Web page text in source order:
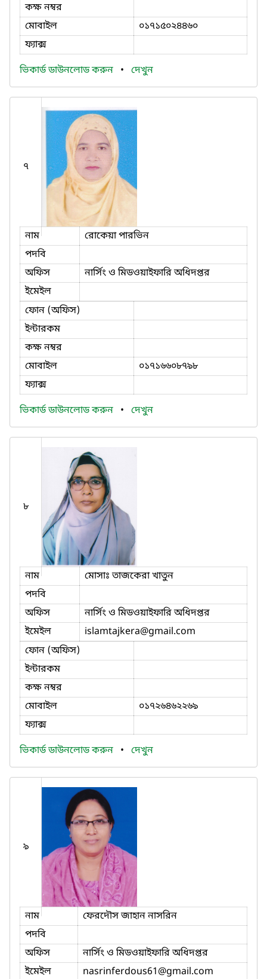
কক্ষ নম্বর
মোবাইল
০১৭১৫০২৪৪৬০
ফ্যাক্স
ভিকার্ড ডাউনলোড করুন • দেখুন
৭
নাম
রোকেয়া পারভিন
পদবি
অফিস
নার্সিং ও মিডওয়াইফারি অধিদপ্তর
ইমেইল
ফোন (অফিস)
ইন্টারকম
কক্ষ নম্বর
মোবাইল
০১৭১৬৬০৮৭৯৮
ফ্যাক্স
ভিকার্ড ডাউনলোড করুন • দেখুন
৮
নাম
মোসাঃ তাজকেরা খাতুন
পদবি
অফিস
নার্সিং ও মিডওয়াইফারি অধিদপ্তর
ইমেইল
islamtajkera@gmail.com
ফোন (অফিস)
ইন্টারকম
কক্ষ নম্বর
মোবাইল
০১৭২৬৪৬২২৬৯
ফ্যাক্স
ভিকার্ড ডাউনলোড করুন • দেখুন
৯
নাম
ফেরদৌস জাহান নাসরিন
পদবি
অফিস
নার্সিং ও মিডওয়াইফারি অধিদপ্তর
ইমেইল
nasrinferdous61@gmail.com